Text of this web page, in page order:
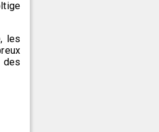
les
des